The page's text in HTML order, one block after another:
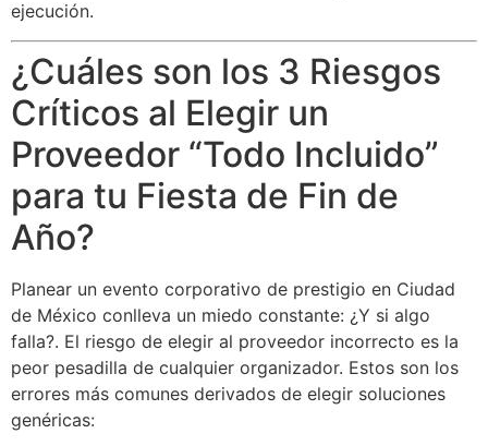
ejecución.
¿Cuáles son los 3 Riesgos
Críticos al Elegir un
Proveedor “Todo Incluido”
para tu Fiesta de Fin de
Año?
Planear un evento corporativo de prestigio en Ciudad
de México conlleva un miedo constante: ¿Y si algo
falla?. El riesgo de elegir al proveedor incorrecto es la
peor pesadilla de cualquier organizador. Estos son los
errores más comunes derivados de elegir soluciones
genéricas: